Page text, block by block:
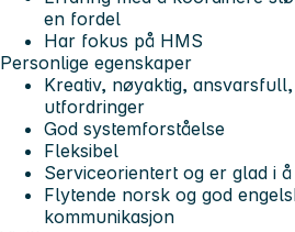
en fordel
Har fokus på HMS
Personlige egenskaper
Kreativ, nøyaktig,
utfordringer
God systemforståelse
Fleksibel
Serviceorientert og er glad i
Flytende norsk og god
kommunikasjon